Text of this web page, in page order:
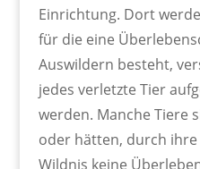
Einrichtung. Dort
für die eine
Auswildern besteht,
jedes verletzte Tier
werden. Manche Tiere
oder hätten, durch
Wildnis keine